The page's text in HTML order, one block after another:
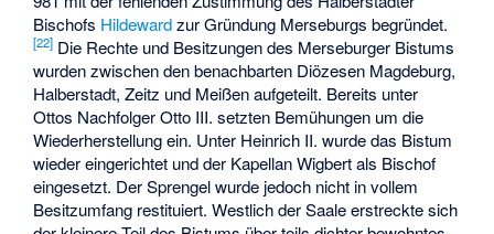
Bischofs Hildewardzur Gründung Merseburgs begründet.
[22] Die Rechte und Besitzungen des Merseburger Bistums
wurden zwischen den benachbarten Diözesen Magdeburg,
Halberstadt, Zeitz und Meißen aufgeteilt. Bereits unter
Ottos Nachfolger Otto III. setzten Bemühungen um die
Wiederherstellung ein. Unter Heinrich II. wurde das Bistum
wieder eingerichtet und der Kapellan Wigbert als Bischof
eingesetzt. Der Sprengel wurde jedoch nicht in vollem
Besitzumfang restituiert. Westlich der Saale erstreckte sich